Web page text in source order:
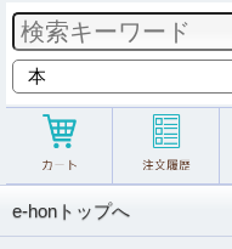
e-honトップへ